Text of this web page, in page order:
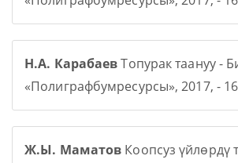
Н.А. КарабаевТопурак таануу -
«Полиграфбумресурсы», 2017, -
Ж.Ы. Маматов Коопсуз үйлөрдү